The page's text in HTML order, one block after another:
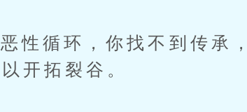
环，你找不到传承，
开拓裂谷。